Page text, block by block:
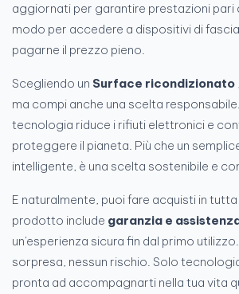
aggiornati per garantire prestazioni pari
modo per accedere a dispositivi di
pagarne il prezzo pieno.
Scegliendo un Surface ricondizionato
ma compi anche una scelta
tecnologia riduce i rifiuti elettronici e
proteggere il pianeta. Più che un
intelligente, è una scelta sostenibile e
E naturalmente, puoi fare acquisti in
prodotto include garanzia e
un'esperienza sicura fin dal primo
sorpresa, nessun rischio. Solo
pronta ad accompagnarti nella tua vita